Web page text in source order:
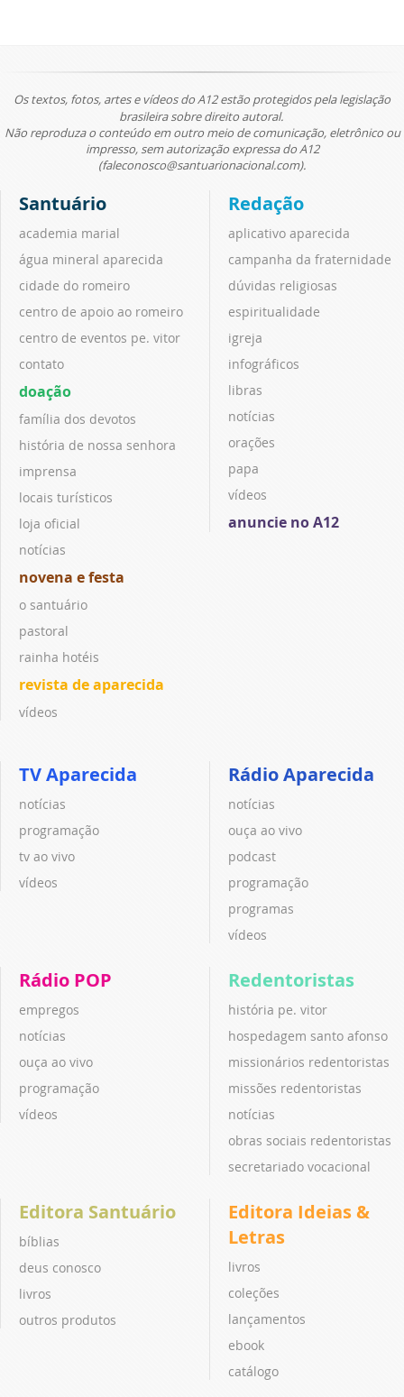
Os textos, fotos, artes e vídeos do A12 estão protegidos pela legislação
brasileira sobre direito autoral.
Não reproduza o conteúdo em outro meio de comunicação, eletrônico ou
impresso, sem autorização expressa do A12
(faleconosco@santuarionacional.com).
Santuário
academia marial
água mineral aparecida
cidade do romeiro
centro de apoio ao romeiro
centro de eventos pe. vitor
contato
doação
família dos devotos
história de nossa senhora
imprensa
locais turísticos
loja oficial
notícias
novena e festa
o santuário
pastoral
rainha hotéis
revista de aparecida
vídeos
Redação
aplicativo aparecida
campanha da fraternidade
dúvidas religiosas
espiritualidade
igreja
infográficos
libras
notícias
orações
papa
vídeos
anuncie no A12
TV Aparecida
notícias
programação
tv ao vivo
vídeos
Rádio Aparecida
notícias
ouça ao vivo
podcast
programação
programas
vídeos
Rádio POP
empregos
notícias
ouça ao vivo
programação
vídeos
Redentoristas
história pe. vitor
hospedagem santo afonso
missionários redentoristas
missões redentoristas
notícias
obras sociais redentoristas
secretariado vocacional
Editora Santuário
bíblias
deus conosco
livros
outros produtos
Editora Ideias &
Letras
livros
coleções
lançamentos
ebook
catálogo